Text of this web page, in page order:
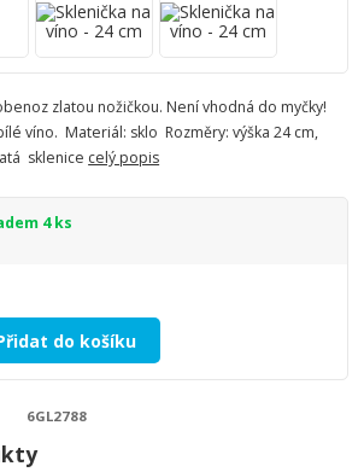
zlatou nožičkou. Není vhodná do myčky!
víno. Materiál: sklo Rozměry: výška 24 cm,
sklenice celý popis
4 ks
do košíku
6GL2788